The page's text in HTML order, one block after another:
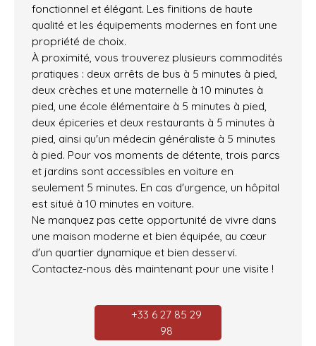
fonctionnel et élégant. Les finitions de haute
qualité et les équipements modernes en font une
propriété de choix.
À proximité, vous trouverez plusieurs commodités
pratiques : deux arrêts de bus à 5 minutes à pied,
deux crèches et une maternelle à 10 minutes à
pied, une école élémentaire à 5 minutes à pied,
deux épiceries et deux restaurants à 5 minutes à
pied, ainsi qu'un médecin généraliste à 5 minutes
à pied. Pour vos moments de détente, trois parcs
et jardins sont accessibles en voiture en
seulement 5 minutes. En cas d'urgence, un hôpital
est situé à 10 minutes en voiture.
Ne manquez pas cette opportunité de vivre dans
une maison moderne et bien équipée, au cœur
d'un quartier dynamique et bien desservi.
Contactez-nous dès maintenant pour une visite !
+33 6 27 85 29
98